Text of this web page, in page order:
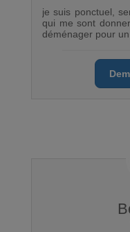
je suis ponctuel,
qui me sont
déménager pour